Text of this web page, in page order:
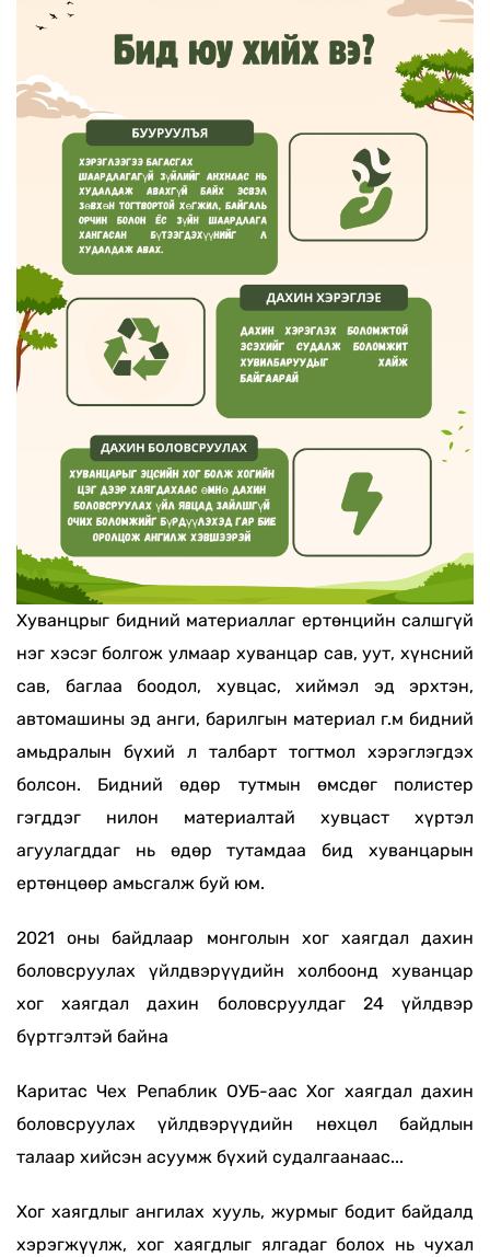
Хуванцрыг бидний материаллаг ертөнцийн салшгүй
нэг хэсэг болгож улмаар хуванцар сав, уут, хүнсний
сав, баглаа боодол, хувцас, хиймэл эд эрхтэн,
автомашины эд анги, барилгын материал г.м бидний
амьдралын бүхий л талбарт тогтмол хэрэглэгдэх
болсон. Бидний өдөр тутмын өмсдөг полистер
гэгддэг нилон материалтай хувцаст хүртэл
агуулагддаг нь өдөр тутамдаа бид хуванцарын
ертөнцөөр амьсгалж буй юм.
2021 оны байдлаар монголын хог хаягдал дахин
боловсруулах үйлдвэрүүдийн холбоонд хуванцар
хог хаягдал дахин боловсруулдаг 24 үйлдвэр
бүртгэлтэй байна
Каритас Чех Репаблик ОУБ-аас Хог хаягдал дахин
боловсруулах үйлдвэрүүдийн нөхцөл байдлын
талаар хийсэн асуумж бүхий судалгаанаас...
Хог хаягдлыг ангилах хууль, журмыг бодит байдалд
хэрэгжүүлж, хог хаягдлыг ялгадаг болох нь чухал